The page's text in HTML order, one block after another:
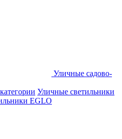
Уличные садово-
Уличные светильники
EGLO